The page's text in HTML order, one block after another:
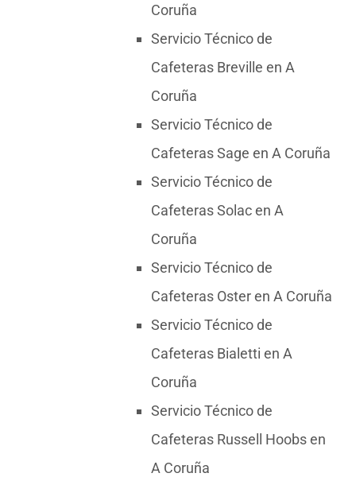
Coruña
Servicio Técnico de
Cafeteras Breville en A
Coruña
Servicio Técnico de
Cafeteras Sage en A Coruña
Servicio Técnico de
Cafeteras Solac en A
Coruña
Servicio Técnico de
Cafeteras Oster en A Coruña
Servicio Técnico de
Cafeteras Bialetti en A
Coruña
Servicio Técnico de
Cafeteras Russell Hoobs en
A Coruña